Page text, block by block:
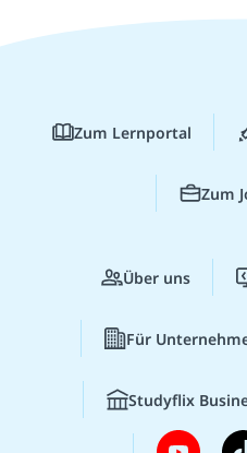
Zum Lernportal
Zum
Über uns
Für
Studyflix